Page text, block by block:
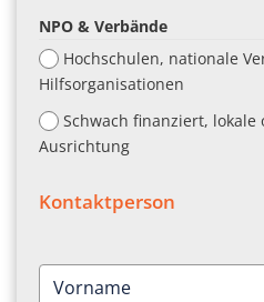
NPO & Verbände
Hochschulen, nationale
Hilfsorganisationen
Schwach finanziert, lokale
Ausrichtung
Kontaktperson